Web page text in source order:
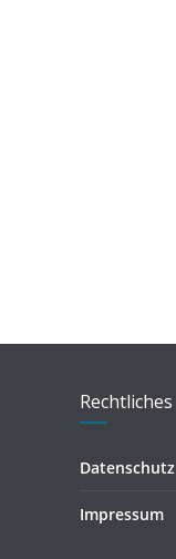
Rechtliches
Datenschutz
Impressum